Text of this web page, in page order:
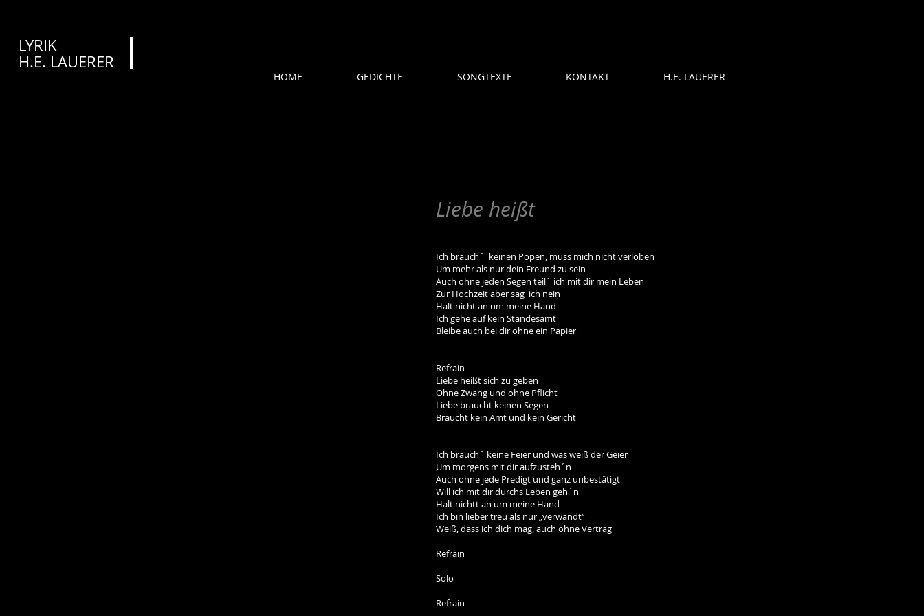
LYRIK
H.E. LAUERER​​​
HOME GEDICHTE SONGTEXTE KONTAKT H.E. LAUERER
Liebe heißt
Ich brauch´ keinen Popen, muss mich nicht verloben
Um mehr als nur dein Freund zu sein
Auch ohne jeden Segen teil´ ich mit dir mein Leben
Zur Hochzeit aber sag ich nein
Halt nicht an um meine Hand
Ich gehe auf kein Standesamt
Bleibe auch bei dir ohne ein Papier
Refrain
Liebe heißt sich zu geben
Ohne Zwang und ohne Pflicht
Liebe braucht keinen Segen
Braucht kein Amt und kein Gericht
Ich brauch´ keine Feier und was weiß der Geier
Um morgens mit dir aufzusteh´n
Auch ohne jede Predigt und ganz unbestätigt
Will ich mit dir durchs Leben geh´n
Halt nichtt an um meine Hand
Ich bin lieber treu als nur „verwandt“
Weiß, dass ich dich mag, auch ohne Vertrag
Refrain
Solo
Refrain